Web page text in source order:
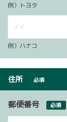
例）トヨタ
例）ハナコ
住所 必須
郵便番号 必須